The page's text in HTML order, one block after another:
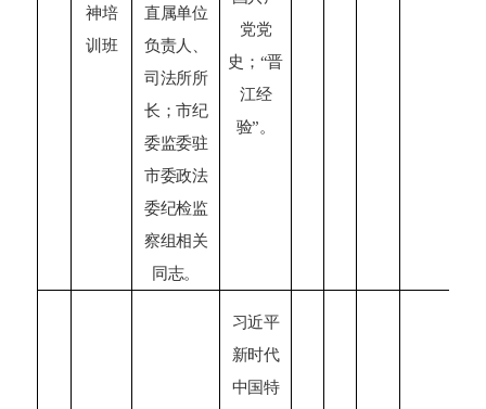
神培
训班
直属单位
负责人、
司法所所
长；市纪
委监委驻
市委政法
委纪检监
察组相关
同志。
党党
史； “晋
江经
验”。
习近平
新时代
中国特